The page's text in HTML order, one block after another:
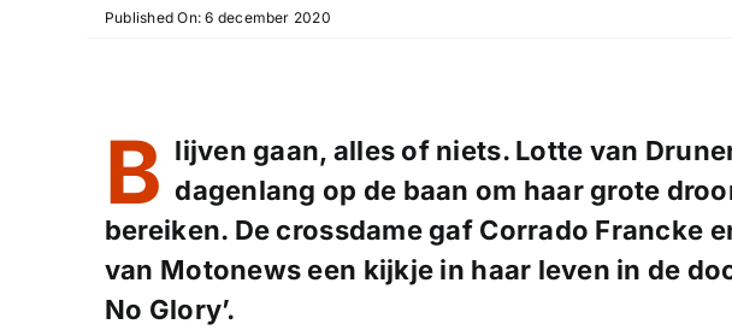
Published On: 6 december 2020
B lijven gaan, alles of niets. Lotte van
dagenlang op de baan om haar grote
bereiken. De crossdame gaf Corrado Francke
van Motonews een kijkje in haar leven in de
No Glory’.